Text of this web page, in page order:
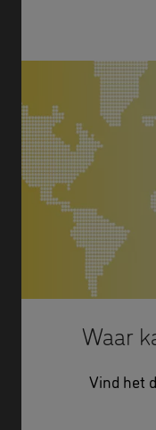
Waar
Vind het